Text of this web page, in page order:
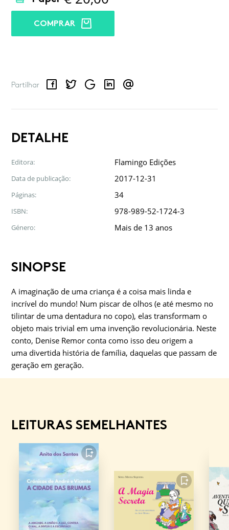
COMPRAR
Partilhar
FacebookTwitterGoogle LinkedInEmail
DETALHE
Editora: Flamingo Edições
Data de publicação: 2017-12-31
Páginas: 34
ISBN: 978-989-52-1724-3
Género: Mais de 13 anos
SINOPSE
A imaginação de uma criança é a coisa mais linda e
incrível do mundo! Num piscar de olhos (e até mesmo no
tilintar de uma dentadura no copo), elas transformam o
objeto mais trivial em uma invenção revolucionária. Neste
conto, Denise Remor conta como isso deu origem a
uma divertida história de família, daquelas que passam de
geração em geração.
LEITURAS SEMELHANTES
FAVORITO
FAVORITO